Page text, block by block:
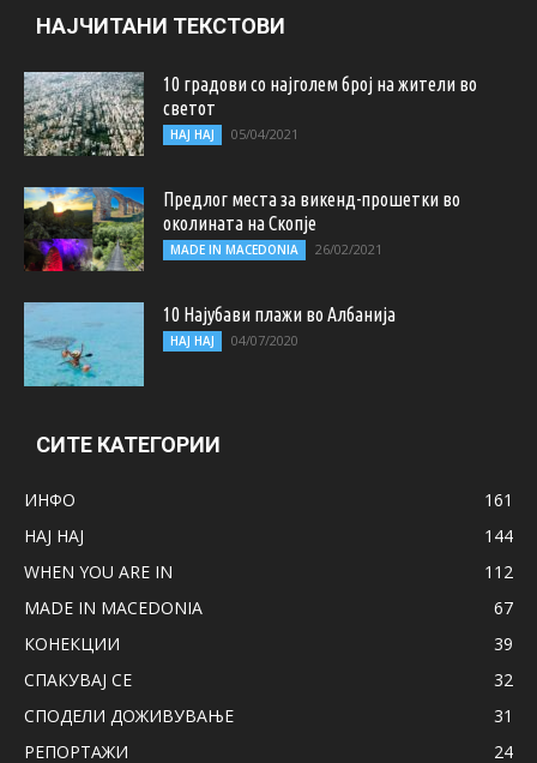
НАЈЧИТАНИ ТЕКСТОВИ
10 градови со најголем број на жители во
светот
НАЈ НАЈ 05/04/2021
Предлог места за викенд-прошетки во
околината на Скопје
MADE IN MACEDONIA 26/02/2021
10 Најубави плажи во Албанија
НАЈ НАЈ 04/07/2020
СИТЕ КАТЕГОРИИ
ИНФО
161
НАЈ НАЈ
144
WHEN YOU ARE IN
112
MADE IN MACEDONIA
67
КОНЕКЦИИ
39
СПАКУВАЈ СЕ
32
СПОДЕЛИ ДОЖИВУВАЊЕ
31
РЕПОРТАЖИ
24